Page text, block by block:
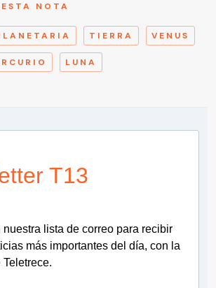
NOTA
TIERRA VENUS
LUNA
T13
nuestra lista de correo para recibir
más importantes del día, con la